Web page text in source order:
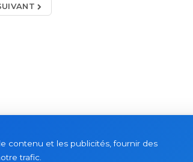
contenu et les publicités, fournir des
trafic.